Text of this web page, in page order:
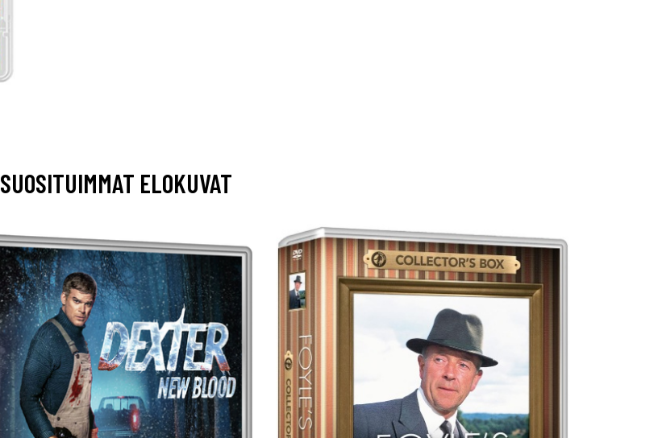
SUOSITUIMMAT ELOKUVAT